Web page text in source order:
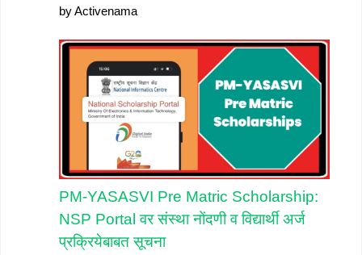
by Activenama
PM-YASASVI Pre Matric Scholarship:
NSP Portal वर संस्था नोंदणी व विद्यार्थी अर्ज
प्रक्रियेबाबत सूचना